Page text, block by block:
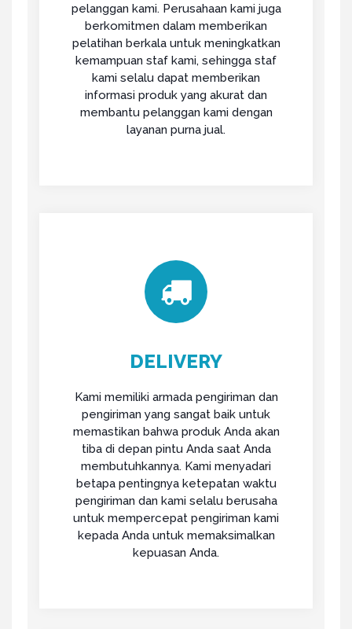
pelanggan kami. Perusahaan kami juga
berkomitmen dalam memberikan
pelatihan berkala untuk meningkatkan
kemampuan staf kami, sehingga staf
kami selalu dapat memberikan
informasi produk yang akurat dan
membantu pelanggan kami dengan
layanan purna jual.
DELIVERY
Kami memiliki armada pengiriman dan
pengiriman yang sangat baik untuk
memastikan bahwa produk Anda akan
tiba di depan pintu Anda saat Anda
membutuhkannya. Kami menyadari
betapa pentingnya ketepatan waktu
pengiriman dan kami selalu berusaha
untuk mempercepat pengiriman kami
kepada Anda untuk memaksimalkan
kepuasan Anda.